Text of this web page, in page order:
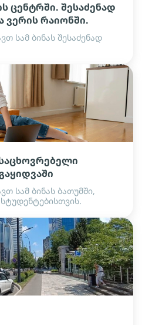
ცენტრში. შესაძენად
ვერის რაიონში.
სამ ბინას შესაძენად
სამ ბინას ბათუმში,